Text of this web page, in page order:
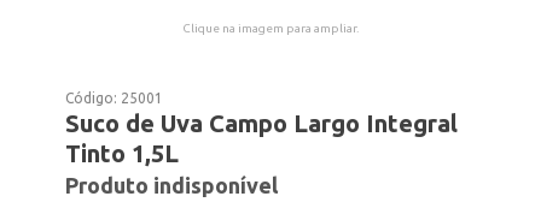
Clique na imagem para ampliar.
Código: 25001
Suco de Uva Campo Largo Integral
Tinto 1,5L
Produto indisponível